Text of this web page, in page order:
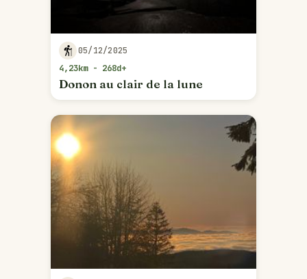
05/12/2025
4,23km - 268d+
Donon au clair de la lune